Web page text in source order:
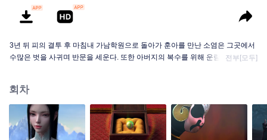
3년 뒤 피의 결투 후 마침내 가남학원으로 돌아가 훈아를 만난 소염은 그곳에서
수많은 벗을 사귀며 반문을 세운다. 또한 아버지의 복수를 위해 운람종과의 3차
전부[모두]
회차